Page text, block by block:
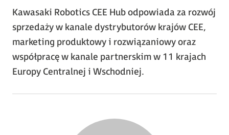
Kawasaki Robotics CEE Hub odpowiada za rozwój
sprzedaży w kanale dystrybutorów krajów CEE,
marketing produktowy i rozwiązaniowy oraz
współpracę w kanale partnerskim w 11 krajach
Europy Centralnej i Wschodniej.